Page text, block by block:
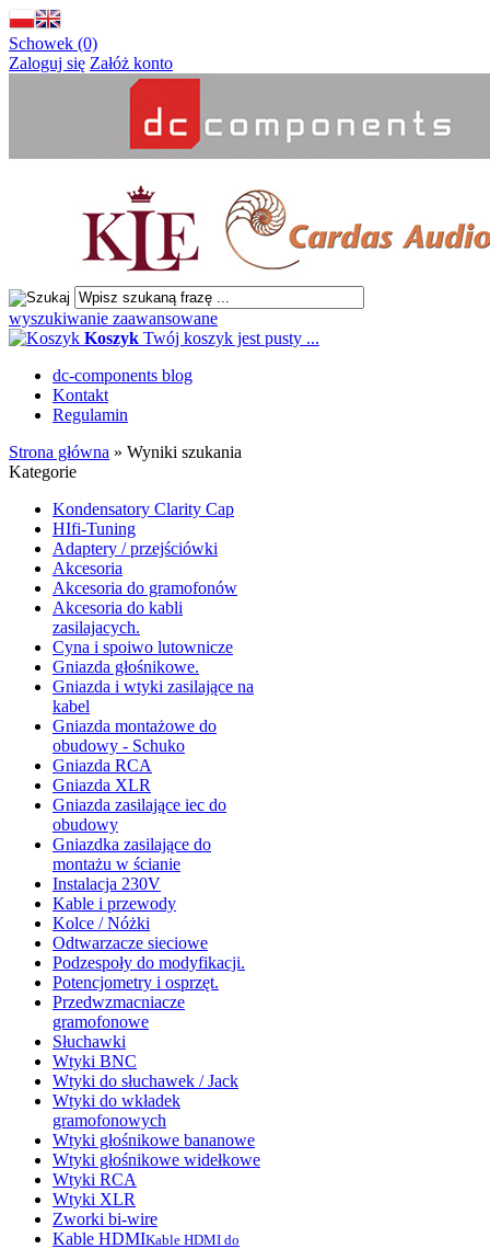
Schowek (0)
Zaloguj się Załóż konto
wyszukiwanie zaawansowane
Koszyk Twój koszyk jest pusty ...
dc-components blog
Kontakt
Regulamin
Strona główna » Wyniki szukania
Kategorie
Kondensatory Clarity Cap
HIfi-Tuning
Adaptery / przejściówki
Akcesoria
Akcesoria do gramofonów
Akcesoria do kabli
zasilajacych.
Cyna i spoiwo lutownicze
Gniazda głośnikowe.
Gniazda i wtyki zasilające na
kabel
Gniazda montażowe do
obudowy - Schuko
Gniazda RCA
Gniazda XLR
Gniazda zasilające iec do
obudowy
Gniazdka zasilające do
montażu w ścianie
Instalacja 230V
Kable i przewody
Kolce / Nóżki
Odtwarzacze sieciowe
Podzespoły do modyfikacji.
Potencjometry i osprzęt.
Przedwzmacniacze
gramofonowe
Słuchawki
Wtyki BNC
Wtyki do słuchawek / Jack
Wtyki do wkładek
gramofonowych
Wtyki głośnikowe bananowe
Wtyki głośnikowe widełkowe
Wtyki RCA
Wtyki XLR
Zworki bi-wire
Kable HDMIKable HDMI do